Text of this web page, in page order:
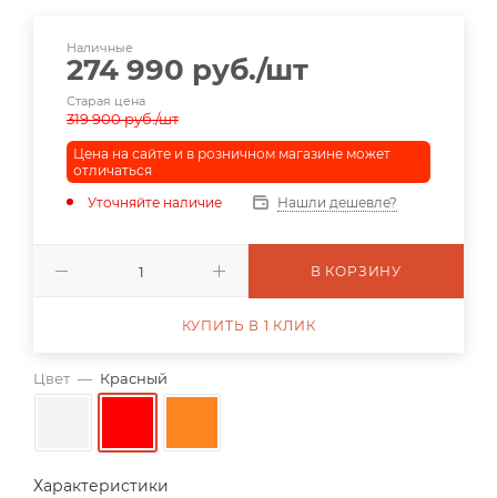
Цвет — Красный
Характеристики
Наличные
274 990 руб./шт
Старая цена
319 900руб./шт
Цена на сайте и в розничном магазине может
отличаться
Уточняйте наличие
Нашли дешевле?
В КОРЗИНУ
КУПИТЬ В 1 КЛИК